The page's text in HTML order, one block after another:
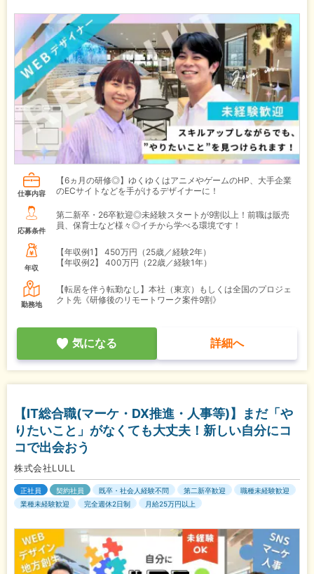
仕事内容
【6ヵ月の研修◎】ゆくゆくはアニメやゲームのHP、大手企業
のECサイトなどを手がけるデザイナーに！
応募条件
第二新卒・26卒歓迎◎未経験スタートが9割以上！前職は販売
員、保育士など様々◎イチから学べる環境です！
年収
【年収例1】
450万円（25歳／経験2年）
【年収例2】
400万円（22歳／経験1年）
勤務地
【転居を伴う転勤なし】本社（東京）もしくは全国のプロジェ
クト先《研修後のリモートワーク案件9割》
気になる 詳細へ
【IT総合職(マーケ・DX推進・人事等)】まだ「や
りたいこと」がなくても大丈夫！新しい自分にコ
コで出会おう
株式会社LULL
正社員 契約社員 既卒・社会人経験不問 第二新卒歓迎
職種未経験歓迎
業種未経験歓迎
完全週休2日制 月給25万円以上